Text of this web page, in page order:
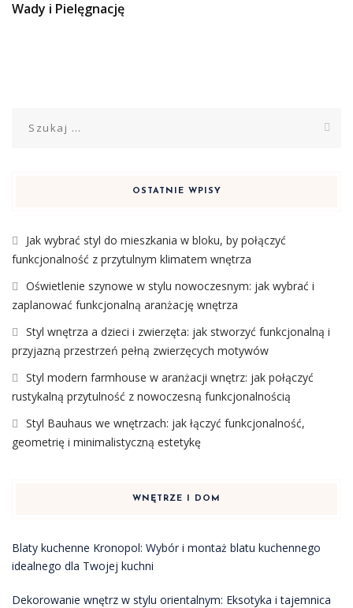
Wady i Pielęgnację
OSTATNIE WPISY
Jak wybrać styl do mieszkania w bloku, by połączyć
funkcjonalność z przytulnym klimatem wnętrza
Oświetlenie szynowe w stylu nowoczesnym: jak wybrać i
zaplanować funkcjonalną aranżację wnętrza
Styl wnętrza a dzieci i zwierzęta: jak stworzyć funkcjonalną i
przyjazną przestrzeń pełną zwierzęcych motywów
Styl modern farmhouse w aranżacji wnętrz: jak połączyć
rustykalną przytulność z nowoczesną funkcjonalnością
Styl Bauhaus we wnętrzach: jak łączyć funkcjonalność,
geometrię i minimalistyczną estetykę
WNĘTRZE I DOM
Blaty kuchenne Kronopol: Wybór i montaż blatu kuchennego
idealnego dla Twojej kuchni
Dekorowanie wnętrz w stylu orientalnym: Eksotyka i tajemnica